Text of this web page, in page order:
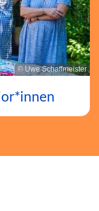
© Uwe Schaffmeister